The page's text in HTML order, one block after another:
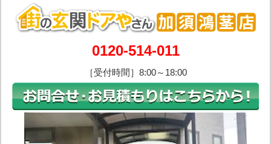
0120-514-011
［受付時間］8:00～18:00